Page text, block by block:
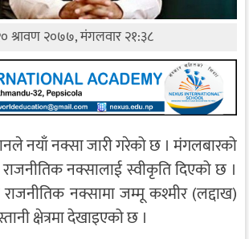
श्रावण २०७७, मंगलवार २१:३८
नयाँ नक्सा जारी गरेको छ । मंगलबारको
राजनीतिक नक्सालाई स्वीकृति दिएको छ ।
नक्सामा जम्मू कश्मीर (लद्दाख)
क्षेत्रमा देखाइएको छ ।